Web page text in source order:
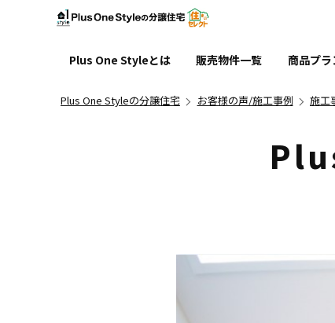
Plus One Styleとは
販売物件一覧
商品プラ
Plus One Styleの分譲住宅 お客様の声/施工事例 施工